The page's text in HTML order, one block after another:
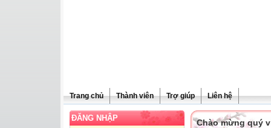
Trang chủ Thành viên Trợ giúp Liên hệ
ĐĂNG NHẬP Chào mừng quý